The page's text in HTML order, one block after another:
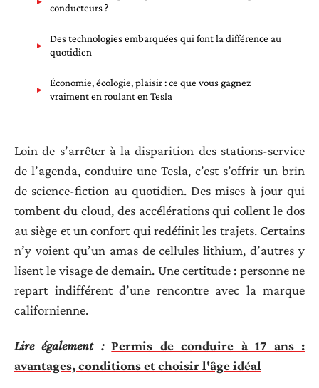
conducteurs ?
Des technologies embarquées qui font la différence au
quotidien
Économie, écologie, plaisir : ce que vous gagnez
vraiment en roulant en Tesla
Loin de s’arrêter à la disparition des stations-service
de l’agenda, conduire une Tesla, c’est s’offrir un brin
de science-fiction au quotidien. Des mises à jour qui
tombent du cloud, des accélérations qui collent le dos
au siège et un confort qui redéfinit les trajets. Certains
n’y voient qu’un amas de cellules lithium, d’autres y
lisent le visage de demain. Une certitude : personne ne
repart indifférent d’une rencontre avec la marque
californienne.
Lire également : Permis de conduire à 17 ans :
avantages, conditions et choisir l'âge idéal